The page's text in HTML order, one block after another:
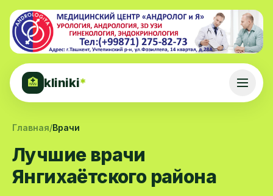
🏥 kliniki*
Главная/Врачи
Лучшие врачи
Янгихаётского района